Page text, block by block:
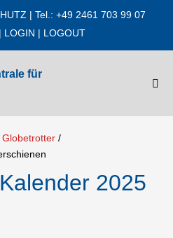
| Tel.: +49 2461 703 99 07
| LOGIN | LOGOUT
/
2025